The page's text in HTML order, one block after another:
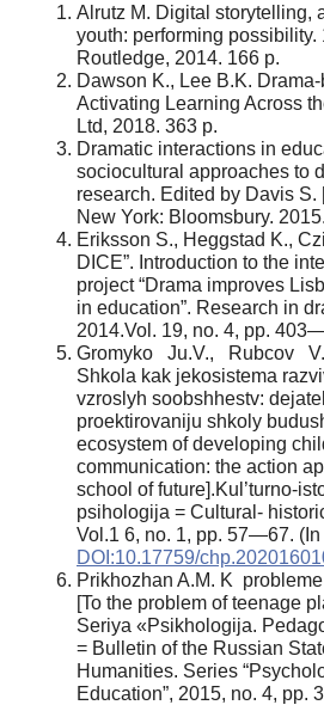
Alrutz M. Digital storytelling,
youth: performing possibility.
Routledge, 2014. 166 p.
Dawson K., Lee B.K.
Activating Learning Across
Ltd, 2018. 363 p.
Dramatic interactions in
sociocultural approaches to
research. Edited by Davis S.
New York: Bloomsbury.
Eriksson S., Heggstad K.,
DICE”. Introduction to the
project “Drama improves
in education”. Research in
2014.Vol. 19, no. 4, pp.
Gromyko Ju.V., Rubcov
Shkola kak jekosistema
vzroslyh soobshhestv:
proektirovaniju shkoly
ecosystem of developing
communication: the action
school of future].Kul’turno-
psihologija = Сultural-
Vol.1 6, no. 1, pp. 57—67. (In
DOI:10.17759/
Prikhozhan A.M. K
[To the problem of teenage
Seriya «Psikhologija.
= Bulletin of the Russian
Humanities. Series
Education”, 2015, no. 4, pp.